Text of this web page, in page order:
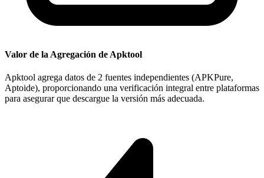
Valor de la Agregación de Apktool
Apktool agrega datos de 2 fuentes independientes (APKPure,
Aptoide), proporcionando una verificación integral entre plataformas
para asegurar que descargue la versión más adecuada.